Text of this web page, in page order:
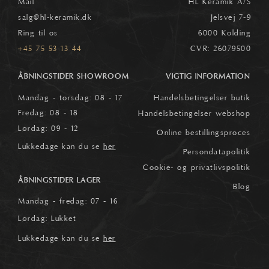
salg@hl-keramik.dk
Ring til os
+45 75 53 13 44
Jelsvej 7-9
6000 Kolding
CVR: 26079500
ÅBNINGSTIDER SHOWROOM
Mandag - torsdag: 08 - 17
Fredag: 08 - 18
Lørdag: 09 - 12
Lukkedage kan du se her
ÅBNINGSTIDER LAGER
Mandag - fredag: 07 - 16
Lørdag: Lukket
Lukkedage kan du se her
VIGTIG INFORMATION
Handelsbetingelser butik
Handelsbetingelser webshop
Online bestillingsproces
Persondatapolitik
Cookie- og privatlivspolitik
Blog